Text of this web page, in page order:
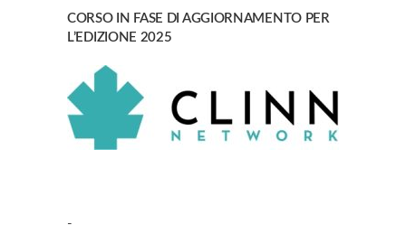
CORSO IN FASE DI AGGIORNAMENTO PER
L’EDIZIONE 2025
-